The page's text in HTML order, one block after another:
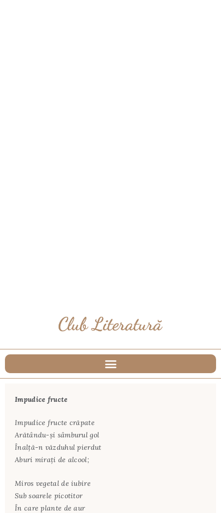
Impudice fructe
Impudice fructe crăpate
Arătându-şi sâmburul gol
Înalţă-n văzduhul pierdut
Aburi miraţi de alcool;
Miros vegetal de iubire
Sub soarele picotitor
În care plante de aur